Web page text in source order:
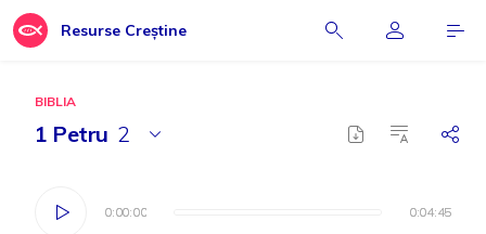
Resurse Creștine
BIBLIA
1 Petru 2
0:00:00 0:04:45
0:00:00 0:04:45